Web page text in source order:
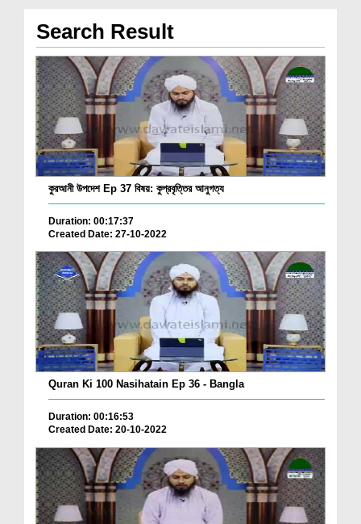
Search Result
কুরআনী উপদেশ Ep 37 বিষয়: কুপ্রবৃত্তির আনুগত্য
Duration: 00:17:37
Created Date: 27-10-2022
Quran Ki 100 Nasihatain Ep 36 - Bangla
Duration: 00:16:53
Created Date: 20-10-2022